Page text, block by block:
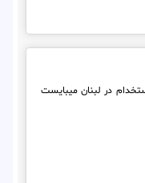
در لبنان میبایست